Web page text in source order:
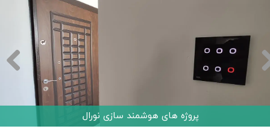
پروژه های هوشمند سازی نورال